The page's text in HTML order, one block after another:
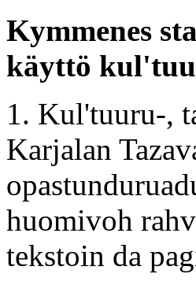
Kymmenes
käyttö
1. Kul'tuuru-,
Karjalan
huomivoh
tekstoin da